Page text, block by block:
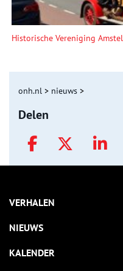
Historische Vereniging
onh.nl > nieuws >
Delen
VERHALEN
NIEUWS
KALENDER